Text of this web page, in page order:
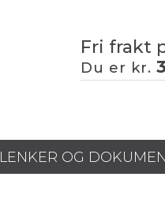
Fri frakt
Du er kr.
LENKER OG